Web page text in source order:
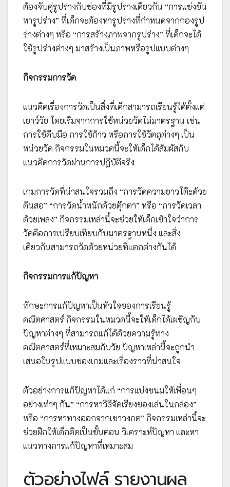
ต้องจับคู่รูปร่างกับช่องที่มีรูปร่างเดียวกัน “การแข่งขัน
หารูปร่าง” ที่เด็กจะต้องหารูปร่างที่กำหนดจากกองรูป
ร่างต่างๆ หรือ “การสร้างภาพจากรูปร่าง” ที่เด็กจะได้
ใช้รูปร่างต่างๆ มาสร้างเป็นภาพหรือรูปแบบต่างๆ
กิจกรรมการวัด
แนวคิดเรื่องการวัดเป็นสิ่งที่เด็กสามารถเรียนรู้ได้ตั้งแต่
เยาว์วัย โดยเริ่มจากการใช้หน่วยวัดไม่มาตรฐาน เช่น
การใช้คืบมือ การใช้ก้าว หรือการใช้วัตถุต่างๆ เป็น
หน่วยวัด กิจกรรมในหมวดนี้จะให้เด็กได้สัมผัสกับ
แนวคิดการวัดผ่านการปฏิบัติจริง
เกมการวัดที่น่าสนใจรวมถึง “การวัดความยาวโต๊ะด้วย
ดินสอ” “การวัดน้ำหนักด้วยตุ๊กตา” หรือ “การวัดเวลา
ด้วยเพลง” กิจกรรมเหล่านี้จะช่วยให้เด็กเข้าใจว่าการ
วัดคือการเปรียบเทียบกับมาตรฐานหนึ่ง และสิ่ง
เดียวกันสามารถวัดด้วยหน่วยที่แตกต่างกันได้
กิจกรรมการแก้ปัญหา
ทักษะการแก้ปัญหาเป็นหัวใจของการเรียนรู้
คณิตศาสตร์ กิจกรรมในหมวดนี้จะให้เด็กได้เผชิญกับ
ปัญหาต่างๆ ที่สามารถแก้ได้ด้วยความรู้ทาง
คณิตศาสตร์ที่เหมาะสมกับวัย ปัญหาเหล่านี้จะถูกนำ
เสนอในรูปแบบของเกมและเรื่องราวที่น่าสนใจ
ตัวอย่างการแก้ปัญหาได้แก่ “การแบ่งขนมให้เพื่อนๆ
อย่างเท่าๆ กัน” “การหาวิธีจัดเรียงของเล่นในกล่อง”
หรือ “การหาทางออกจากเขาวงกต” กิจกรรมเหล่านี้จะ
ช่วยฝึกให้เด็กคิดเป็นขั้นตอน วิเคราะห์ปัญหา และหา
แนวทางการแก้ปัญหาที่เหมาะสม
ตัวอย่างไฟล์ รายงานผล